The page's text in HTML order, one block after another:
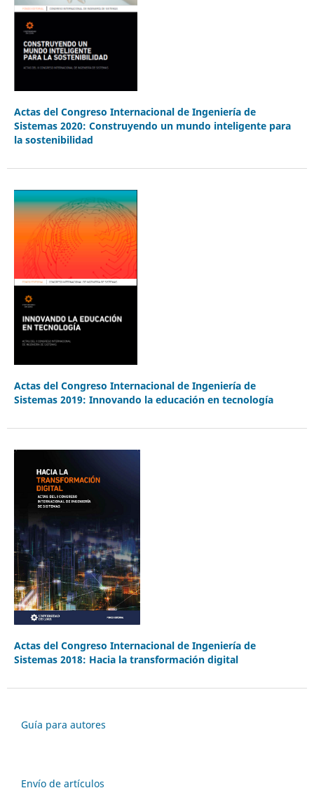
Actas del Congreso Internacional de Ingeniería de
Sistemas 2020: Construyendo un mundo inteligente para
la sostenibilidad
Actas del Congreso Internacional de Ingeniería de
Sistemas 2019: Innovando la educación en tecnología
Actas del Congreso Internacional de Ingeniería de
Sistemas 2018: Hacia la transformación digital
Guía para autores
Envío de artículos